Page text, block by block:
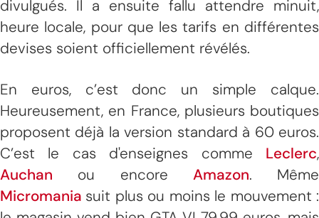
divulgués. Il a ensuite fallu attendre minuit,
heure locale, pour que les tarifs en différentes
devises soient officiellement révélés.
En euros, c’est donc un simple calque.
Heureusement, en France, plusieurs boutiques
proposent déjà la version standard à 60 euros.
C’est le cas d'enseignes comme Leclerc,
Auchan ou encore Amazon. Même
Micromania suit plus ou moins le mouvement :